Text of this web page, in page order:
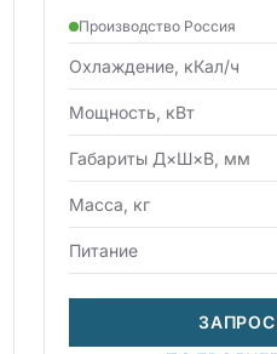
Производство Россия
Охлаждение, кКал/ч
Мощность, кВт
Габариты Д×Ш×В, мм
Масса, кг
Питание